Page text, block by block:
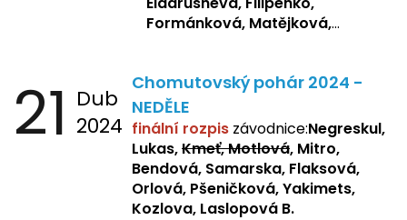
Formánková, Matějková,
Sochorová, Repetska, Lukas,
Negreskul, Mitro
21 Dub
2024
Chomutovský pohár 2024 -
NEDĚLE
finální rozpis závodnice:Negreskul,
Lukas,Kmeť, Motlová, Mitro,
Bendová, Samarska, Flaksová,
Orlová, Pšeničková, Yakimets,
Kozlova, Laslopová B.